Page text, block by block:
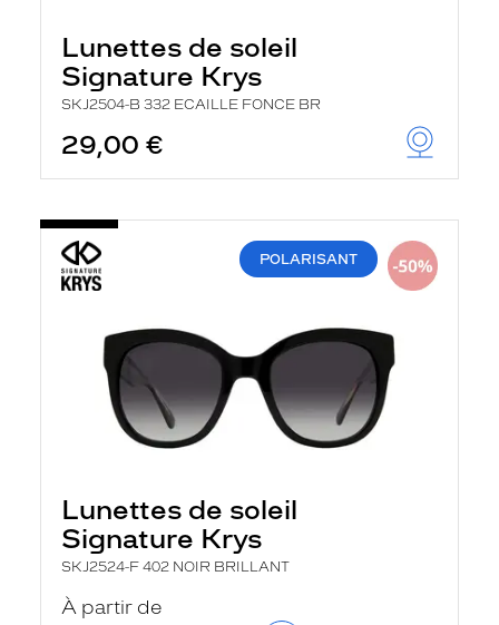
Lunettes de soleil
Signature Krys
SKJ2504-B 332 ECAILLE FONCE BR
29,00 €
POLARISANT
Lunettes de soleil
Signature Krys
SKJ2524-F 402 NOIR BRILLANT
À partir de